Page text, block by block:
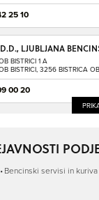
25 10
LJUBLJANA
OB SOTLI
BISTRICI 1 A
BISTRICI, 3256 BISTRICA
00 20
Bencinski servisi in kuriva